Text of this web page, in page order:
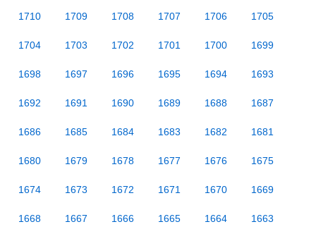
1710 1709 1708 1707 1706 1705
1704 1703 1702 1701 1700 1699
1698 1697 1696 1695 1694 1693
1692 1691 1690 1689 1688 1687
1686 1685 1684 1683 1682 1681
1680 1679 1678 1677 1676 1675
1674 1673 1672 1671 1670 1669
1668 1667 1666 1665 1664 1663